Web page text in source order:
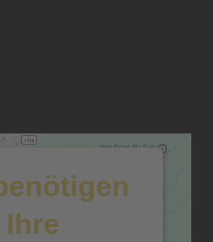
Ihre